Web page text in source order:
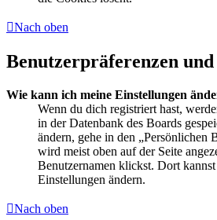
Nach oben
Benutzerpräferenzen
Wie kann ich meine Einstellungen
Wenn du dich registriert hast,
in der Datenbank des Boards
ändern, gehe in den „Persönlichen
wird meist oben auf der Seite
Benutzernamen klickst. Dort
Einstellungen ändern.
Nach oben